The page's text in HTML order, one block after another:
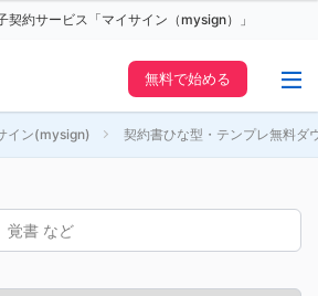
契約サービス「マイサイン（mysign）」
無料で始める
イン(mysign) 契約書ひな型・テンプレ無料ダ